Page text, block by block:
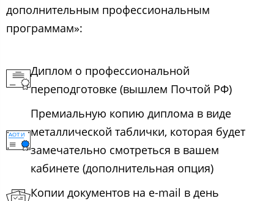
дополнительным профессиональным
программам»:
Диплом о профессиональной
переподготовке (вышлем Почтой РФ)
Премиальную копию диплома в виде
металлической таблички, которая будет
замечательно смотреться в вашем
кабинете (дополнительная опция)
Копии документов на e-mail в день